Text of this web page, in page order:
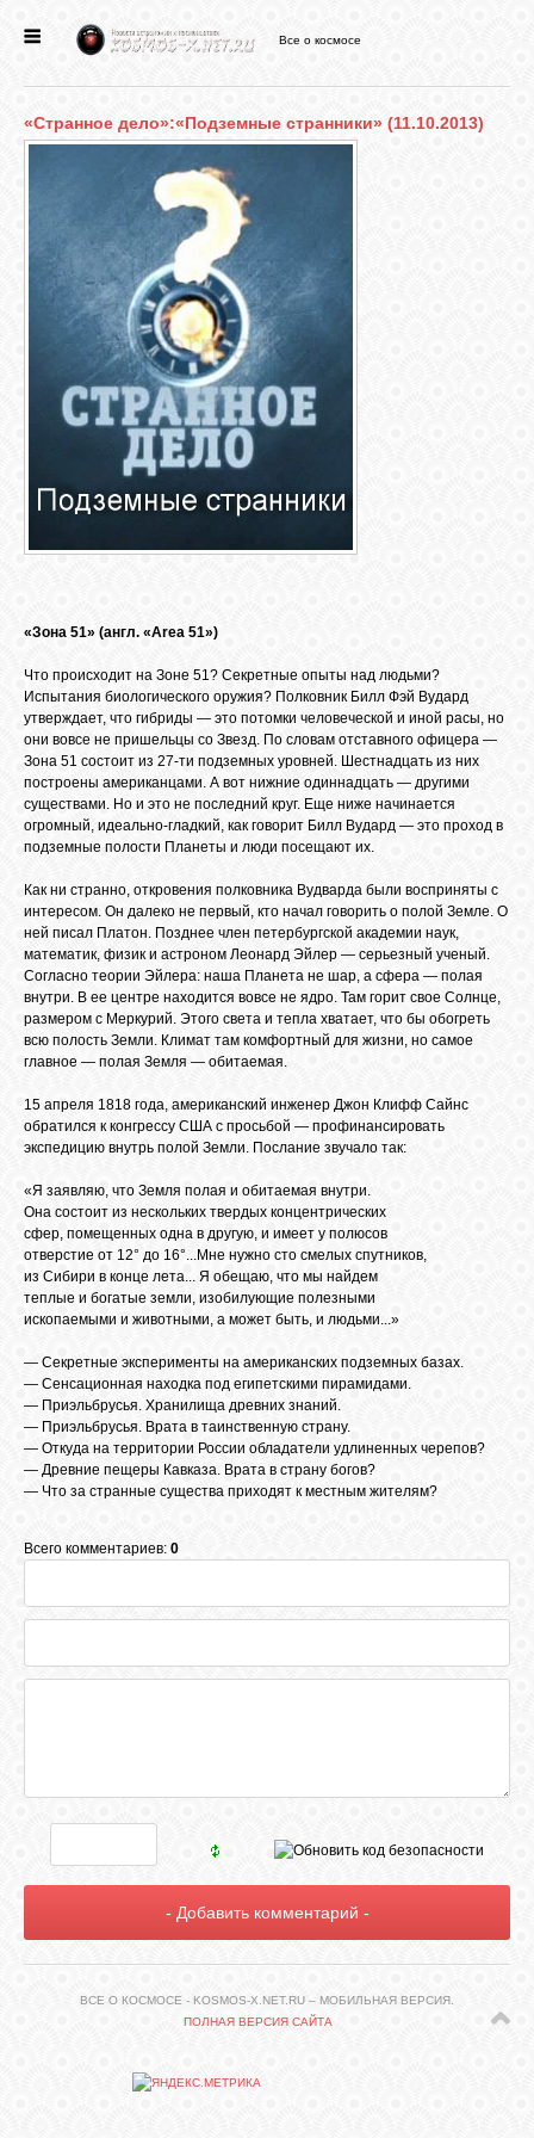
НОВОСТИ
СТАТЬИ
ФОТО
RSS
Все о космосе
«Странное дело»:«Подземные странники» (11.10.2013)
«Зона 51» (англ. «Area 51»)
Что происходит на Зоне 51? Секретные опыты над людьми?
Испытания биологического оружия? Полковник Билл Фэй Вудард
утверждает, что гибриды — это потомки человеческой и иной расы, но
они вовсе не пришельцы со Звезд. По словам отставного офицера —
Зона 51 состоит из 27-ти подземных уровней. Шестнадцать из них
построены американцами. А вот нижние одиннадцать — другими
существами. Но и это не последний круг. Еще ниже начинается
огромный, идеально-гладкий, как говорит Билл Вудард — это проход в
подземные полости Планеты и люди посещают их.
Как ни странно, откровения полковника Вудварда были восприняты с
интересом. Он далеко не первый, кто начал говорить о полой Земле. О
ней писал Платон. Позднее член петербургской академии наук,
математик, физик и астроном Леонард Эйлер — серьезный ученый.
Согласно теории Эйлера: наша Планета не шар, а сфера — полая
внутри. В ее центре находится вовсе не ядро. Там горит свое Солнце,
размером с Меркурий. Этого света и тепла хватает, что бы обогреть
всю полость Земли. Климат там комфортный для жизни, но самое
главное — полая Земля — обитаемая.
15 апреля 1818 года, американский инженер Джон Клифф Сайнс
обратился к конгрессу США с просьбой — профинансировать
экспедицию внутрь полой Земли. Послание звучало так:
«Я заявляю, что Земля полая и обитаемая внутри.
Она состоит из нескольких твердых концентрических
сфер, помещенных одна в другую, и имеет у полюсов
отверстие от 12° до 16°...Мне нужно сто смелых спутников,
из Сибири в конце лета... Я обещаю, что мы найдем
теплые и богатые земли, изобилующие полезными
ископаемыми и животными, а может быть, и людьми...»
— Секретные эксперименты на американских подземных базах.
— Сенсационная находка под египетскими пирамидами.
— Приэльбрусья. Хранилища древних знаний.
— Приэльбрусья. Врата в таинственную страну.
— Откуда на территории России обладатели удлиненных черепов?
— Древние пещеры Кавказа. Врата в страну богов?
— Что за странные существа приходят к местным жителям?
Всего комментариев: 0
ВСЕ О КОСМОСЕ - KOSMOS-X.NET.RU – МОБИЛЬНАЯ ВЕРСИЯ.
ПОЛНАЯ ВЕРСИЯ САЙТА